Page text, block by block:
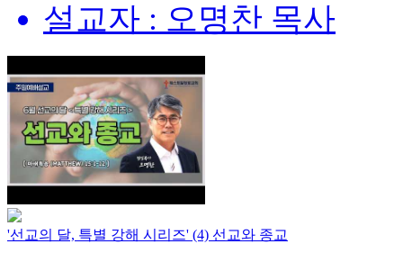
설교자 : 오명찬 목사
'선교의 달, 특별 강해 시리즈' (4) 선교와 종교